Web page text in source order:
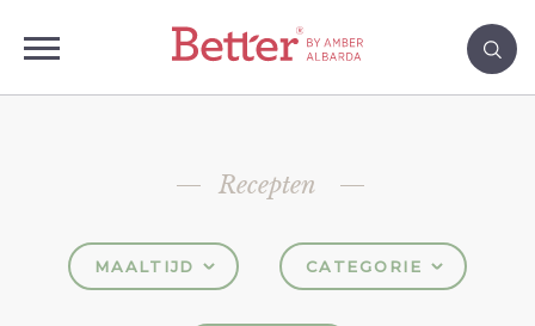
Recepten
MAALTIJD CATEGORIE